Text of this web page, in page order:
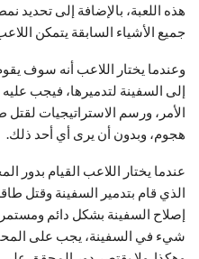
هذه اللعبة، بالإضافة إلى تحديد
جميع الأشياء السابقة يتمكن
وعندما يختار اللاعب أنه سوف
إلى السفينة لتدميرها، فيجب
الأمر، ورسم الاستراتيجيات
هجوم، وبدون أن يرى أي أحد ذلك.
عندما يختار اللاعب القيام بدور
الذي قام بتدمير السفينة وقتل
إصلاح السفينة بشكل دائم
شيء في السفينة، يجب على